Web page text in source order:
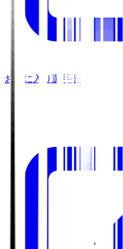
お気に入り選手登録